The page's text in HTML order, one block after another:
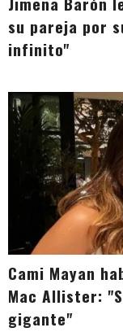
su pareja por
infinito"
Cami Mayan
Mac Allister:
gigante"